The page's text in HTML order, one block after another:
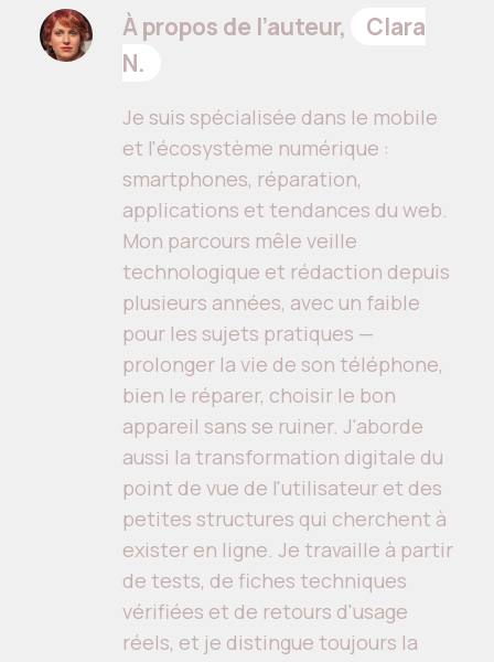
À propos de l’auteur,
Clara
N.
Je suis spécialisée dans le mobile
et l'écosystème numérique :
smartphones, réparation,
applications et tendances du web.
Mon parcours mêle veille
technologique et rédaction depuis
plusieurs années, avec un faible
pour les sujets pratiques —
prolonger la vie de son téléphone,
bien le réparer, choisir le bon
appareil sans se ruiner. J'aborde
aussi la transformation digitale du
point de vue de l'utilisateur et des
petites structures qui cherchent à
exister en ligne. Je travaille à partir
de tests, de fiches techniques
vérifiées et de retours d'usage
réels, et je distingue toujours la